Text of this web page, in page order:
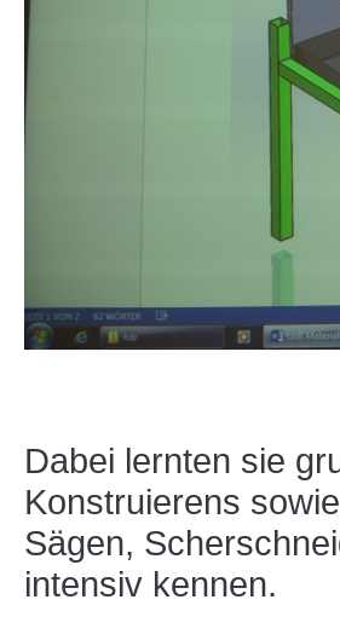
Dabei lernten sie
Konstruierens
Sägen,
intensiv kennen.